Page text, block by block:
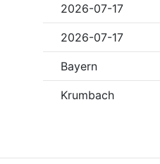
2026-07-17
2026-07-17
Bayern
Krumbach